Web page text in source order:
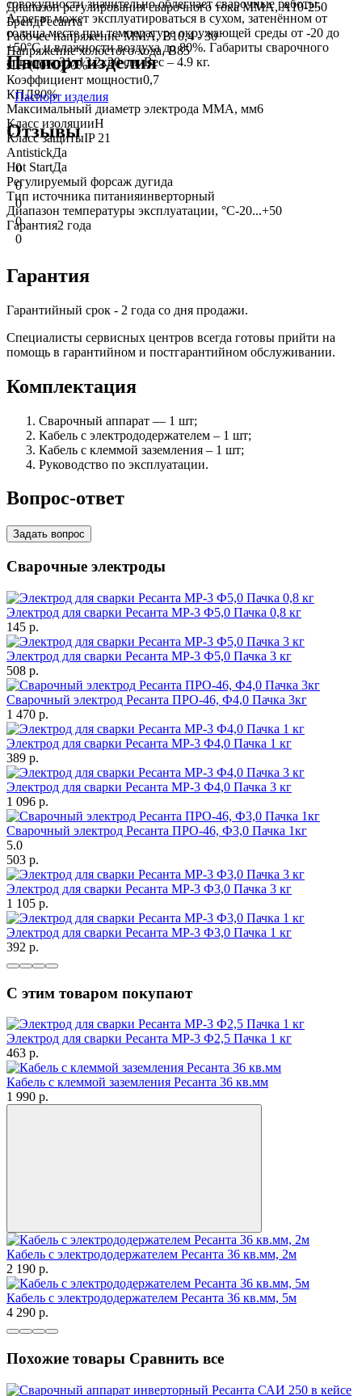
совокупности значительно облегчает сварочные работы.
Агрегат может эксплуатироваться в сухом, затенённом от
солнца месте при температуре окружающей среды от -20 до
+50°С и влажности воздуха до 80%. Габариты сварочного
аппарата 31х13.2х20 см. Вес – 4.9 кг.
Диапазон регулирования сварочного тока MMA, А10-250
БрендРесанта
Рабочее напряжение ММА, В10,4 - 30
Напряжение холостого хода, В85
ПН (40°C)70%
Коэффициент мощности0,7
КПД80%
Максимальный диаметр электрода MMA, мм6
Класс изоляцииН
Класс защитыIP 21
AntistickДа
Hot StartДа
Регулируемый форсаж дугида
Тип источника питанияинверторный
Диапазон температуры эксплуатации, °С-20...+50
Гарантия2 года
Паспорт изделия
Паспорт изделия
Отзывы
0
0
0
0
0
Гарантия
Гарантийный срок - 2 года со дня продажи.
Специалисты сервисных центров всегда готовы прийти на
помощь в гарантийном и постгарантийном обслуживании.
Комплектация
Сварочный аппарат — 1 шт;
Кабель с электрододержателем – 1 шт;
Кабель с клеммой заземления – 1 шт;
Руководство по эксплуатации.
Вопрос-ответ
Задать вопрос
Сварочные электроды
Электрод для сварки Ресанта МР-3 Ф5,0 Пачка 0,8 кг
145 p.
Электрод для сварки Ресанта МР-3 Ф5,0 Пачка 3 кг
508 p.
Сварочный электрод Ресанта ПРО-46, Ф4,0 Пачка 3кг
1 470 p.
Электрод для сварки Ресанта МР-3 Ф4,0 Пачка 1 кг
389 p.
Электрод для сварки Ресанта МР-3 Ф4,0 Пачка 3 кг
1 096 p.
Сварочный электрод Ресанта ПРО-46, Ф3,0 Пачка 1кг
5.0
503 p.
Электрод для сварки Ресанта МР-3 Ф3,0 Пачка 3 кг
1 105 p.
Электрод для сварки Ресанта МР-3 Ф3,0 Пачка 1 кг
392 p.
С этим товаром покупают
Электрод для сварки Ресанта МР-3 Ф2,5 Пачка 1 кг
463 p.
Кабель с клеммой заземления Ресанта 36 кв.мм
1 990 p.
Кабель с электрододержателем Ресанта 36 кв.мм, 2м
2 190 p.
Кабель с электрододержателем Ресанта 36 кв.мм, 5м
4 290 p.
Похожие товары Сравнить все